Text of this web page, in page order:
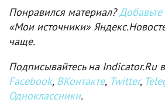
Понравился материал?
«Мои источники»
чаще.
Подписывайтесь на Indicator.Ru
Facebook, ВКонтакте, Twitter,
Одноклассники.